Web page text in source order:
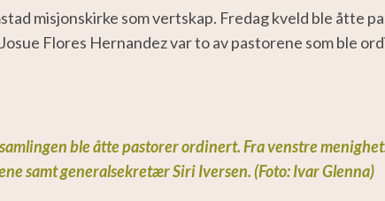
misjonskirke som vertskap. Fredag kveld ble åtte
Flores Hernandez var to av pastorene som ble
ble åtte pastorer ordinert. Fra venstre
samt generalsekretær Siri Iversen. (Foto: Ivar Glenna)